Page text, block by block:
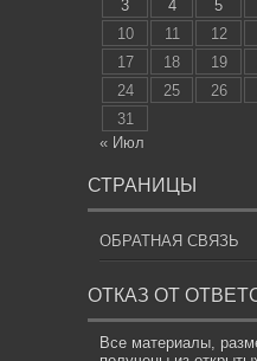
3
4 5
10
11 12
17
18 19
24
25 26
31
« Июл
СТРАНИЦЫ
ОБРАТНАЯ СВЯЗЬ
ОТКАЗ ОТ
Все материалы,